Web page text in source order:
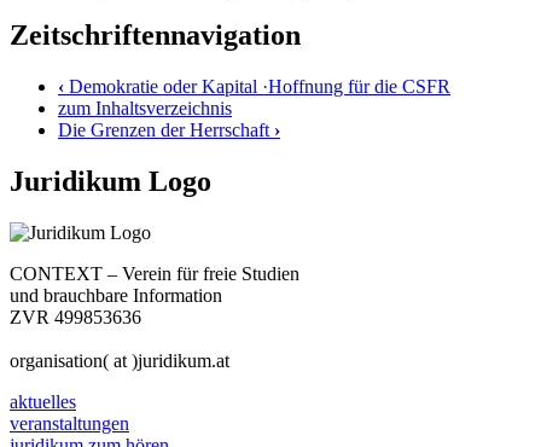
Zeitschriftennavigation
‹ Demokratie oder Kapital ·Hoffnung für die CSFR
zum Inhaltsverzeichnis
Die Grenzen der Herrschaft ›
Juridikum Logo
CONTEXT – Verein für freie Studien
und brauchbare Information
ZVR 499853636
organisation( at )juridikum.at
aktuelles
veranstaltungen